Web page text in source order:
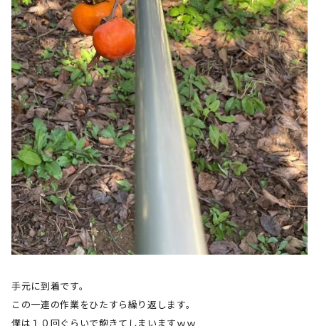
手元に到着です。
この一連の作業をひたすら繰り返します。
僕は１０回ぐらいで飽きてしまいますｗｗ